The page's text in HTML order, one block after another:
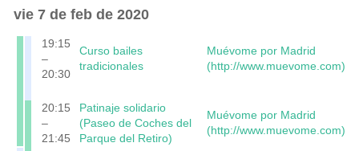
vie 7 de feb de 2020
19:15
–
20:30
Curso bailes
tradicionales
Muévome por Madrid
(http://www.muevome.com)
20:15
–
21:45
Patinaje solidario
(Paseo de Coches del
Parque del Retiro)
Muévome por Madrid
(http://www.muevome.com)